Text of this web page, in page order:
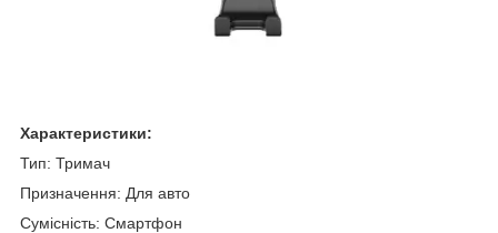
Характеристики:
Тип: Тримач
Призначення: Для авто
Сумісність: Смартфон